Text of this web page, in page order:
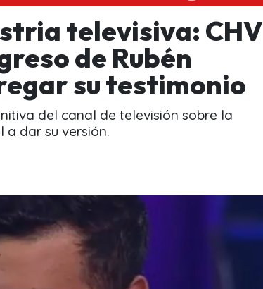
televisiva: CHV
de Rubén
su testimonio
del canal de televisión sobre la
a dar su versión.